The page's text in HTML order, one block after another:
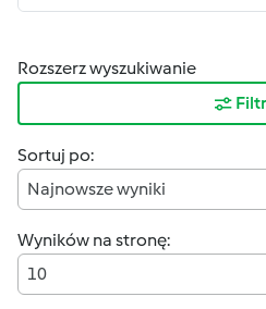
Rozszerz wyszukiwanie
Sortuj po:
Najnowsze wyniki
Wyników na stronę:
10